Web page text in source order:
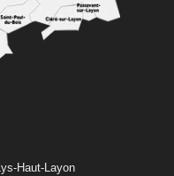
Lys-Haut-Layon